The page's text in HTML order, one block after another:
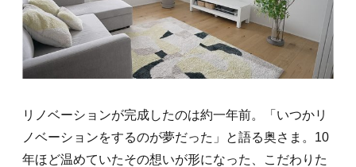
リノベーションが完成したのは約一年前。「いつかリ
ノベーションをするのが夢だった」と語る奥さま。10
年ほど温めていたその想いが形になった、こだわりた